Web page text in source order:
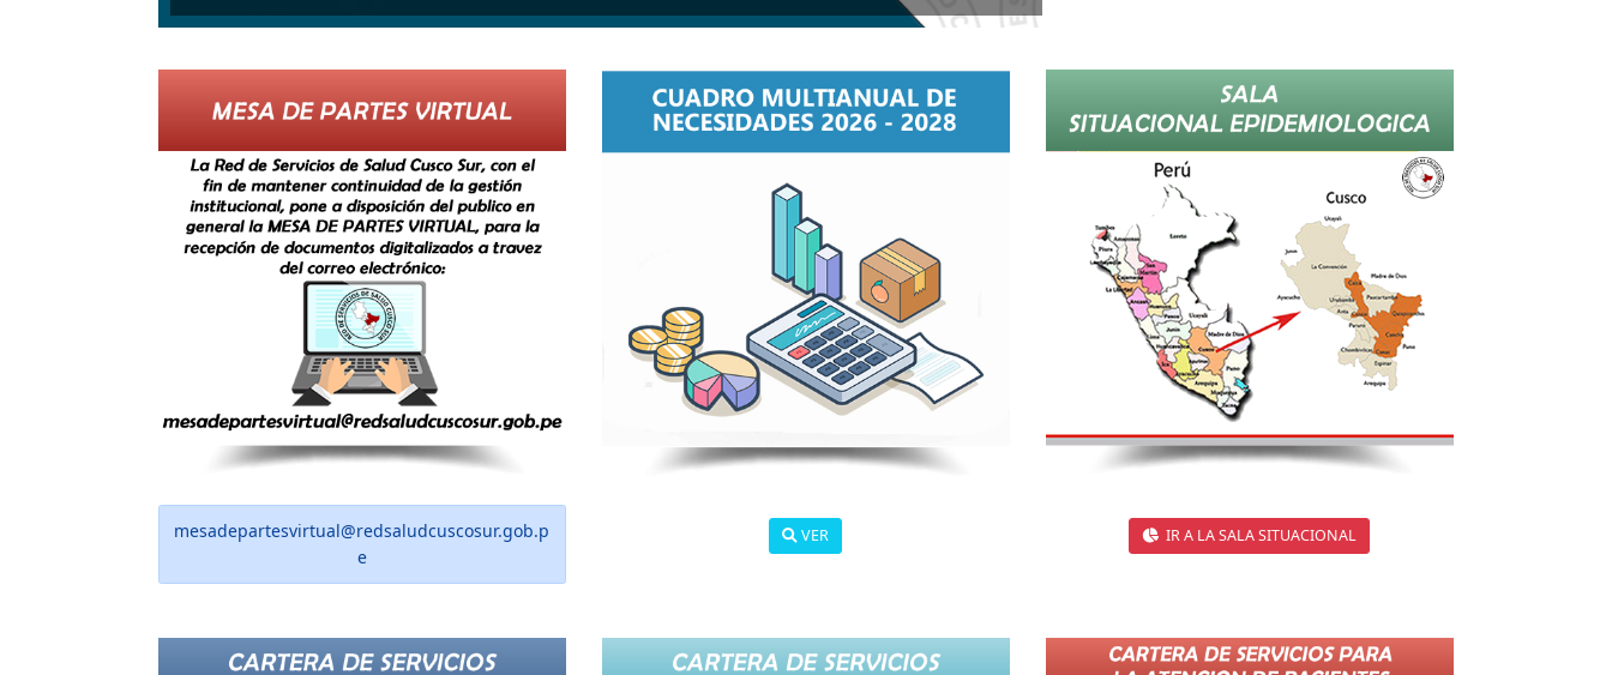
mesadepartesvirtual@redsaludcuscosur.gob.p
e
VER IR A LA SALA SITUACIONAL